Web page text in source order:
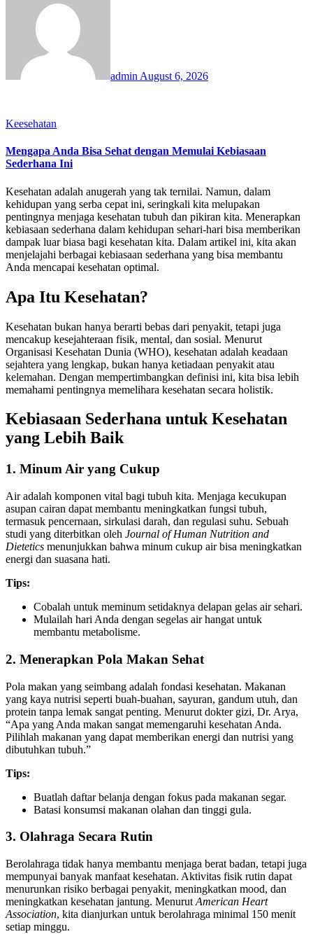
admin August 6, 2026
Keesehatan
Mengapa Anda Bisa Sehat dengan Memulai Kebiasaan
Sederhana Ini
Kesehatan adalah anugerah yang tak ternilai. Namun, dalam
kehidupan yang serba cepat ini, seringkali kita melupakan
pentingnya menjaga kesehatan tubuh dan pikiran kita. Menerapkan
kebiasaan sederhana dalam kehidupan sehari-hari bisa memberikan
dampak luar biasa bagi kesehatan kita. Dalam artikel ini, kita akan
menjelajahi berbagai kebiasaan sederhana yang bisa membantu
Anda mencapai kesehatan optimal.
Apa Itu Kesehatan?
Kesehatan bukan hanya berarti bebas dari penyakit, tetapi juga
mencakup kesejahteraan fisik, mental, dan sosial. Menurut
Organisasi Kesehatan Dunia (WHO), kesehatan adalah keadaan
sejahtera yang lengkap, bukan hanya ketiadaan penyakit atau
kelemahan. Dengan mempertimbangkan definisi ini, kita bisa lebih
memahami pentingnya memelihara kesehatan secara holistik.
Kebiasaan Sederhana untuk Kesehatan
yang Lebih Baik
1. Minum Air yang Cukup
Air adalah komponen vital bagi tubuh kita. Menjaga kecukupan
asupan cairan dapat membantu meningkatkan fungsi tubuh,
termasuk pencernaan, sirkulasi darah, dan regulasi suhu. Sebuah
studi yang diterbitkan oleh Journal of Human Nutrition and
Dietetics menunjukkan bahwa minum cukup air bisa meningkatkan
energi dan suasana hati.
Tips:
Cobalah untuk meminum setidaknya delapan gelas air sehari.
Mulailah hari Anda dengan segelas air hangat untuk
membantu metabolisme.
2. Menerapkan Pola Makan Sehat
Pola makan yang seimbang adalah fondasi kesehatan. Makanan
yang kaya nutrisi seperti buah-buahan, sayuran, gandum utuh, dan
protein tanpa lemak sangat penting. Menurut dokter gizi, Dr. Arya,
“Apa yang Anda makan sangat memengaruhi kesehatan Anda.
Pilihlah makanan yang dapat memberikan energi dan nutrisi yang
dibutuhkan tubuh.”
Tips:
Buatlah daftar belanja dengan fokus pada makanan segar.
Batasi konsumsi makanan olahan dan tinggi gula.
3. Olahraga Secara Rutin
Berolahraga tidak hanya membantu menjaga berat badan, tetapi juga
mempunyai banyak manfaat kesehatan. Aktivitas fisik rutin dapat
menurunkan risiko berbagai penyakit, meningkatkan mood, dan
meningkatkan kesehatan jantung. Menurut American Heart
Association, kita dianjurkan untuk berolahraga minimal 150 menit
setiap minggu.